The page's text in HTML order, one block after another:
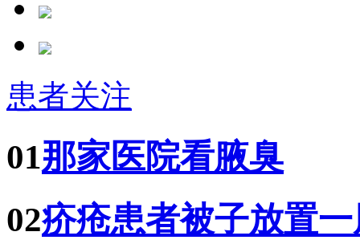
患者关注
01那家医院看腋臭
02疥疮患者被子放置